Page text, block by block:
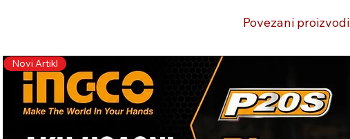
Povezani proizvodi
Novi Artikl